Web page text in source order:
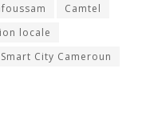
Camtel
locale
Smart City Cameroun